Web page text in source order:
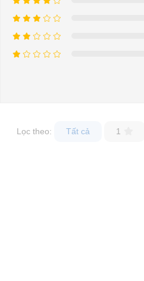
Lọc theo: Tất cả 1